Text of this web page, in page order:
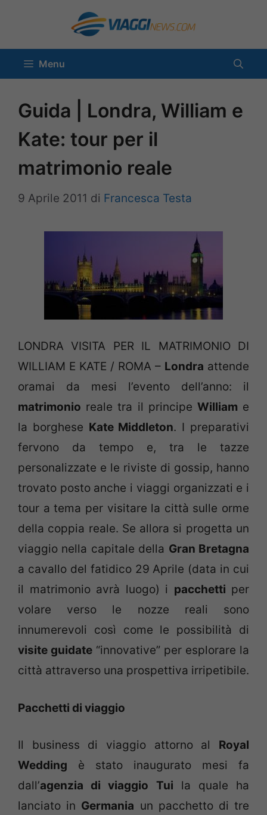
contenuto
Menu
Guida | Londra, William e
Kate: tour per il
matrimonio reale
9 Aprile 2011 di Francesca Testa
LONDRA VISITA PER IL MATRIMONIO DI
WILLIAM E KATE / ROMA – Londra attende
oramai da mesi l’evento dell’anno: il
matrimonio reale tra il principe William e
la borghese Kate Middleton. I preparativi
fervono da tempo e, tra le tazze
personalizzate e le riviste di gossip, hanno
trovato posto anche i viaggi organizzati e i
tour a tema per visitare la città sulle orme
della coppia reale. Se allora si progetta un
viaggio nella capitale della Gran Bretagna
a cavallo del fatidico 29 Aprile (data in cui
il matrimonio avrà luogo) i pacchetti per
volare verso le nozze reali sono
innumerevoli così come le possibilità di
visite guidate “innovative” per esplorare la
città attraverso una prospettiva irripetibile.
Pacchetti di viaggio
Il business di viaggio attorno al Royal
Wedding è stato inaugurato mesi fa
dall’agenzia di viaggio Tui la quale ha
lanciato in Germania un pacchetto di tre